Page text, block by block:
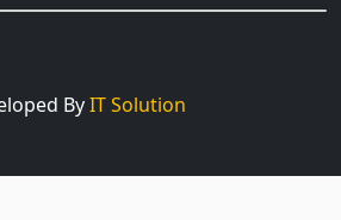
ByIT Solution